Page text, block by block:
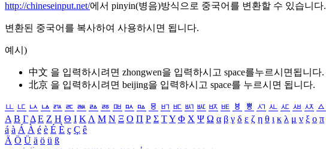
http://chineseinput.net/에서 pinyin(병음)방식으로 중국어를 변환할 수 있습니다.
변환된 중국어를 복사하여 사용하시면 됩니다.
예시)
中文 을 입력하시려면 zhongwen을 입력하시고 space를누르시면됩니다.
北京 을 입력하시려면 beijing을 입력하시고 space를 누르시면 됩니다.
ㅥ ㅦ ㅧ ㅨ ㅩ ㅪ ㅫ ㅬ ㅭ ㅮ ㅯ ㅰ ㅱ ㅲ ㅳ ㅴ ㅵ ㅶ ㅷ ㅸ ㅹ ㅺ ㅻ ㅼ ㅽ ㅾ ㅿ
Α Β ΓΔ Ε Ζ Η Θ Ι ΚΛ Μ Ν Ξ Ο Π Ρ Σ ΤΥ Φ Χ Ψ Ω α β γ δ ε ζ η θ ι κ λ μ ν ξ ο π
á à Á À é è É È ç Ç ê
Ä Ö Ü ä ö ü ß